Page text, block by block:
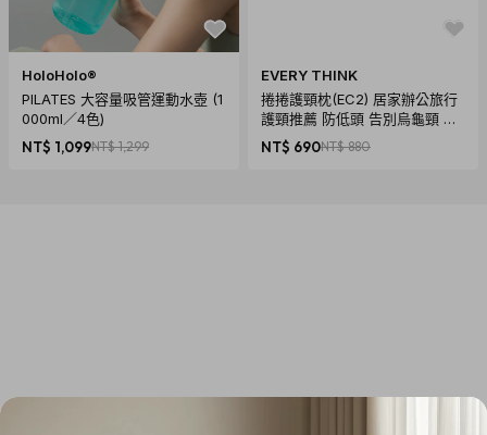
HoloHolo®
PILATES 大容量吸管運動水壺 (1
000ml／4色)
NT$ 1,099NT$ 1,299
EVERY THINK
捲捲護頸枕(EC2) 居家辦公旅行
護頸推薦 防低頭 告別烏龜頸 頸
椎養護 多色可選
NT$ 690NT$ 880